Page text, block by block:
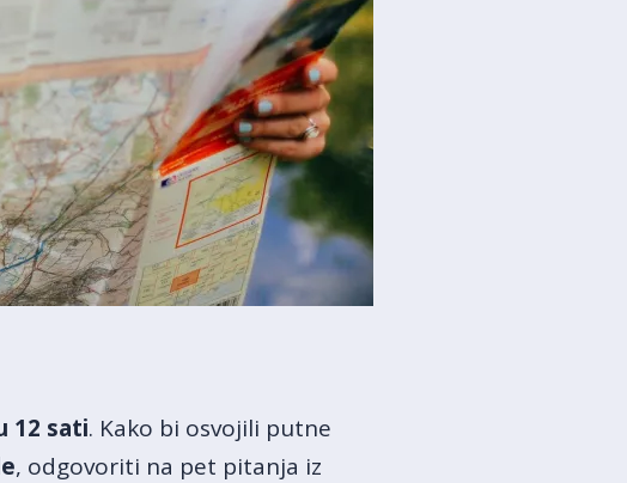
12 sati. Kako bi osvojili putne
, odgovoriti na pet pitanja iz